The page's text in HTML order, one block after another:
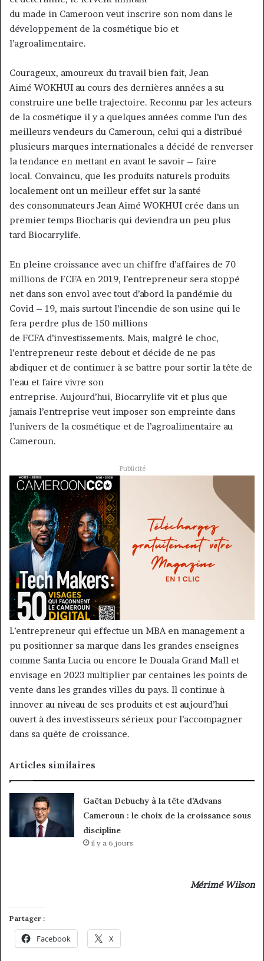
du made in Cameroon veut inscrire son nom dans le
développement de la cosmétique bio et
l’agroalimentaire.
Courageux, amoureux du travail bien fait, Jean
Aimé WOKHUI au cours des dernières années a su
construire une belle trajectoire. Reconnu par les acteurs
de la cosmétique il y a quelques années comme l’un des
meilleurs vendeurs du Cameroun, celui qui a distribué
plusieurs marques internationales a décidé de renverser
la tendance en mettant en avant le savoir – faire
local. Convaincu, que les produits naturels produits
localement ont un meilleur effet sur la santé
des consommateurs Jean Aimé WOKHUI crée dans un
premier temps Biocharis qui deviendra un peu plus
tard Biocarrylife.
En pleine croissance avec un chiffre d’affaires de 70
millions de FCFA en 2019, l’entrepreneur sera stoppé
net dans son envol avec tout d’abord la pandémie du
Covid – 19, mais surtout l’incendie de son usine qui le
fera perdre plus de 150 millions
de FCFA d’investissements. Mais, malgré le choc,
l’entrepreneur reste debout et décide de ne pas
abdiquer et de continuer à se battre pour sortir la tête de
l’eau et faire vivre son
entreprise. Aujourd’hui, Biocarrylife vit et plus que
jamais l’entreprise veut imposer son empreinte dans
l’univers de la cosmétique et de l’agroalimentaire au
Cameroun.
Publicité
L’entrepreneur qui effectue un MBA en management a
pu positionner sa marque dans les grandes enseignes
comme Santa Lucia ou encore le Douala Grand Mall et
envisage en 2023 multiplier par centaines les points de
vente dans les grandes villes du pays. Il continue à
innover au niveau de ses produits et est aujourd’hui
ouvert à des investisseurs sérieux pour l’accompagner
dans sa quête de croissance.
Articles similaires
Gaëtan Debuchy à la tête d’Advans
Cameroun : le choix de la croissance sous
discipline
il y a 6 jours
Mérimé Wilson
Partager :
Facebook X